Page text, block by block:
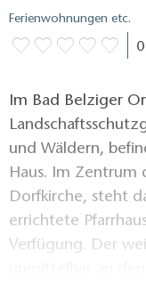
Ferienwohnungen etc.
Im Bad Belziger
und Wäldern,
Haus. Im Zentrum
Dorfkirche, steht
errichtete
Verfügung. Der
unmittelbar an